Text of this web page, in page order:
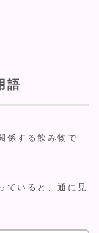
語
係する飲み物で
ていると、通に見